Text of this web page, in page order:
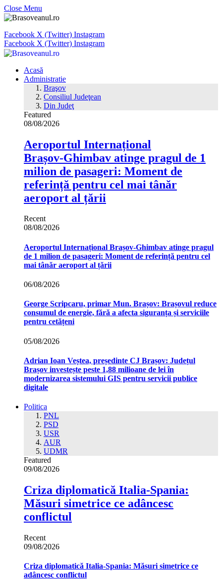
Close Menu
Facebook X (Twitter) Instagram
Facebook X (Twitter) Instagram
Acasă
Administratie
Braşov
Consiliul Judeţean
Din Judeţ
Featured
08/08/2026
Aeroportul Internațional
Brașov‑Ghimbav atinge pragul de 1
milion de pasageri: Moment de
referință pentru cel mai tânăr
aeroport al țării
Recent
08/08/2026
Aeroportul Internațional Brașov‑Ghimbav atinge pragul
de 1 milion de pasageri: Moment de referință pentru cel
mai tânăr aeroport al țării
06/08/2026
George Scripcaru, primar Mun. Brașov: Brașovul reduce
consumul de energie, fără a afecta siguranța și serviciile
pentru cetățeni
05/08/2026
Adrian Ioan Veștea, președinte CJ Brașov: Județul
Brașov investește peste 1,88 milioane de lei în
modernizarea sistemului GIS pentru servicii publice
digitale
Politica
PNL
PSD
USR
AUR
UDMR
Featured
09/08/2026
Criza diplomatică Italia-Spania:
Măsuri simetrice ce adâncesc
conflictul
Recent
09/08/2026
Criza diplomatică Italia-Spania: Măsuri simetrice ce
adâncesc conflictul